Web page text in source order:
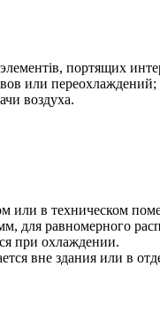
портящих
или переохлаждений;
воздуха.
или в техническом
равномерного
при охлаждении.
вне здания или в